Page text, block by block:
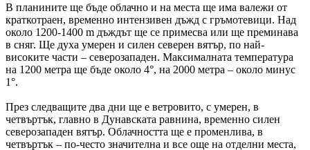
В планините ще бъде облачно и на места ще има валежи от
краткотраен, временно интензивен дъжд с гръмотевици. Над
около 1200-1400 m дъждът ще се примесва или ще преминава
в сняг. Ще духа умерен и силен северен вятър, по най-
високите части – северозападен. Максималната температура
на 1200 метра ще бъде около 4°, на 2000 метра – около минус
1°.
През следващите два дни ще е ветровито, с умерен, в
четвъртък, главно в Дунавската равнина, временно силен
северозападен вятър. Облачността ще е променлива, в
четвъртък – по-често значителна и все още на отделни места,